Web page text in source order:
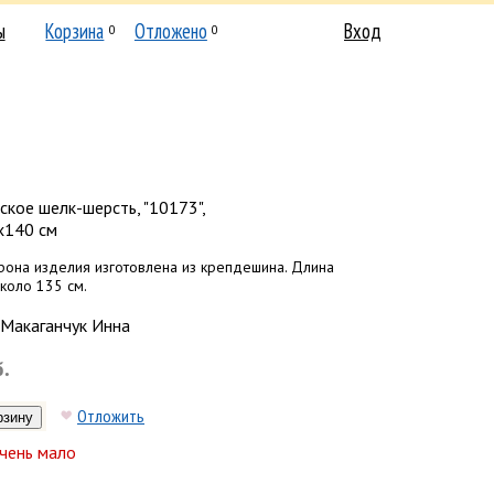
Корзина 0 Отложено 0 Вход
шелк-шерсть, "10173",
см
изделия изготовлена из крепдешина. Длина
135 см.
Инна
Отложить
мало